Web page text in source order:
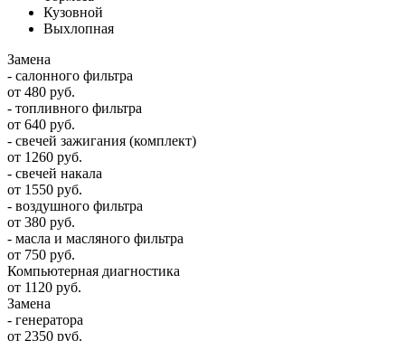
Кузовной
Выхлопная
Замена
- салонного фильтра
от 480 руб.
- топливного фильтра
от 640 руб.
- свечей зажигания (комплект)
от 1260 руб.
- свечей накала
от 1550 руб.
- воздушного фильтра
от 380 руб.
- масла и масляного фильтра
от 750 руб.
Компьютерная диагностика
от 1120 руб.
Замена
- генератора
от 2350 руб.